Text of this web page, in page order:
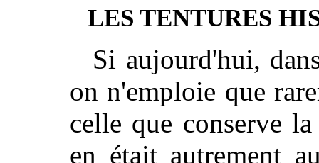
LES TENTURES
Si aujourd'hui,
on n'emploie que
celle que conserve
en était autrement